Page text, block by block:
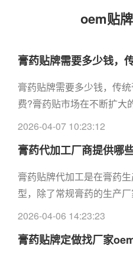
oem贴
膏药贴牌需要多少钱，传
费?膏药贴市场在不断扩大
破传统概念逐渐崭露头角
2026-04-07 10:23:12
膏药代加工厂商提供哪
膏药贴牌代加工是在膏药
型，除了常规膏药的生产
需找到一家正规的膏药代
2026-04-06 14:23:23